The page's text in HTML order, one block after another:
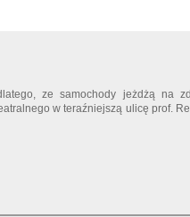
ze samochody jeżdżą na
w teraźniejszą ulicę prof.